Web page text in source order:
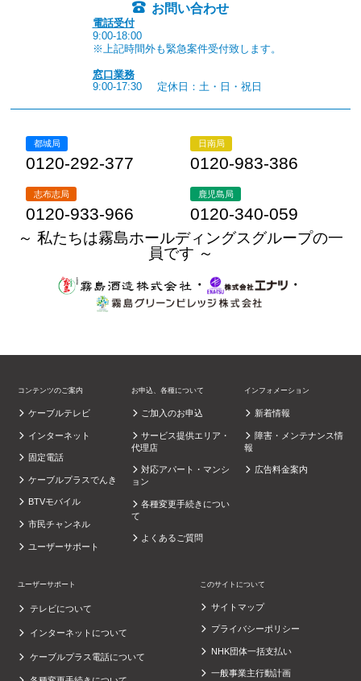
お問い合わせ
電話受付
9:00-18:00
※上記時間外も緊急案件受付致します。
窓口業務
9:00-17:30
定休日：土・日・祝日
都城局
0120-292-377
日南局
0120-983-386
志布志局
0120-933-966
鹿児島局
0120-340-059
～ 私たちは霧島ホールディングスグループの一
員です ～
・
・
コンテンツのご案内
ケーブルテレビ
インターネット
固定電話
ケーブルプラスでんき
BTVモバイル
市民チャンネル
ユーザーサポート
お申込、各種について
ご加入のお申込
サービス提供エリア・
代理店
対応アパート・マンシ
ョン
各種変更手続きについ
て
よくあるご質問
インフォメーション
新着情報
障害・メンテナンス情
報
広告料金案内
ユーザーサポート
テレビについて
インターネットについて
ケーブルプラス電話について
このサイトについて
サイトマップ
プライバシーポリシー
NHK団体一括支払い
一般事業主行動計画